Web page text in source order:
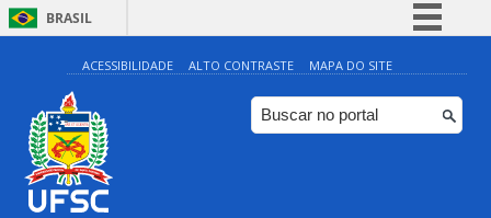
BRASIL
Simplifique!
Comunica BR
Participe
ACESSIBILIDADE ALTO CONTRASTE MAPA DO SITE